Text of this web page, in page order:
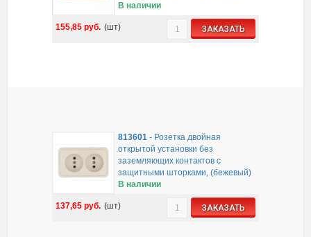
В наличии
155,85 руб. (шт) ЗАКАЗАТЬ
813601- Розетка двойная
открытой установки без
заземляющих контактов с
защитными шторками, (бежевый)
В наличии
137,65 руб. (шт) ЗАКАЗАТЬ